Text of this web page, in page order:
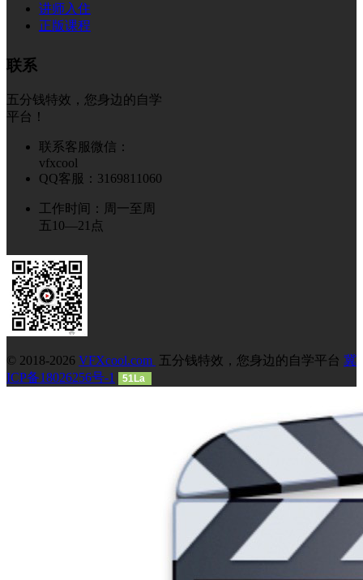
讲师入住
正版课程
联系
五分钱特效，您身边的自学
平台！
联系客服微信：
vfxcool
QQ客服：3169811060
工作时间：周一至周
五10—21点
© 2018-2026 VFXcool.com 五分钱特效，您身边的自学平台 冀
ICP备18026256号-1
51La